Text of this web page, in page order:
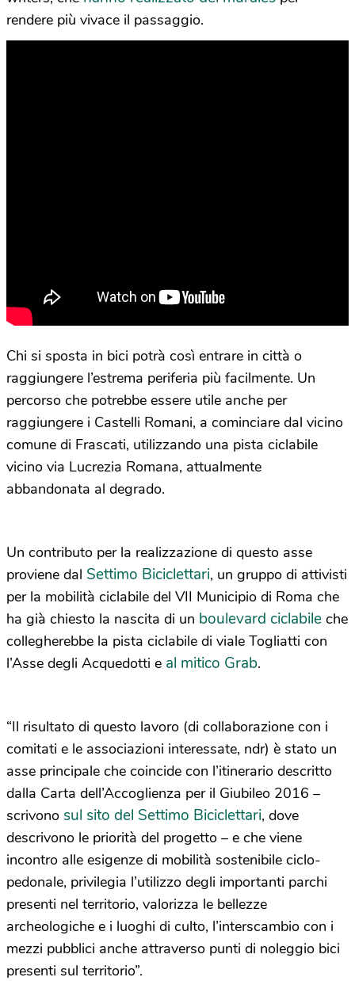
rendere più vivace il passaggio.
Chi si sposta in bici potrà così entrare in città o
raggiungere l’estrema periferia più facilmente. Un
percorso che potrebbe essere utile anche per
raggiungere i Castelli Romani, a cominciare dal vicino
comune di Frascati, utilizzando una pista ciclabile
vicino via Lucrezia Romana, attualmente
abbandonata al degrado.
Un contributo per la realizzazione di questo asse
proviene dal Settimo Biciclettari, un gruppo di attivisti
per la mobilità ciclabile del VII Municipio di Roma che
ha già chiesto la nascita di un boulevard ciclabile che
collegherebbe la pista ciclabile di viale Togliatti con
l’Asse degli Acquedotti e al mitico Grab.
“Il risultato di questo lavoro (di collaborazione con i
comitati e le associazioni interessate, ndr) è stato un
asse principale che coincide con l’itinerario descritto
dalla Carta dell’Accoglienza per il Giubileo 2016 –
scrivono sul sito del Settimo Biciclettari, dove
descrivono le priorità del progetto – e che viene
incontro alle esigenze di mobilità sostenibile ciclo-
pedonale, privilegia l’utilizzo degli importanti parchi
presenti nel territorio, valorizza le bellezze
archeologiche e i luoghi di culto, l’interscambio con i
mezzi pubblici anche attraverso punti di noleggio bici
presenti sul territorio”.